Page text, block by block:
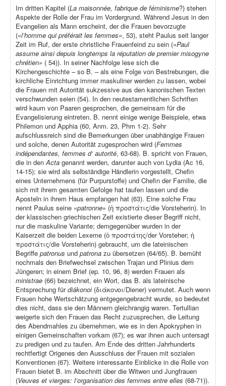
Im dritten Kapitel (La maisonnée, fabrique de féminisme?) stehen
Aspekte der Rolle der Frau im Vordergrund. Während Jesus in den
Evangelien als Mann erscheint, der die Frauen bevorzugte
(«l’homme qui préférait les femmes», 53), steht Paulus seit langer
Zeit im Ruf, der erste christliche Frauenfeind zu sein («Paul
assume ainsi depuis longtemps la réputation de premier misogyne
chrétien» ( 54)). In seiner Nachfolge lese sich die
Kirchengeschichte – so B. – als eine Folge von Bestrebungen, die
kirchliche Einrichtung immer maskuliner werden zu lassen, wobei
die Frauen mit Autorität sukzessive aus den kanonischen Texten
verschwunden seien (54). In den neutestamentlichen Schriften
wird kaum von Paaren gesprochen, die gemeinsam für die
Evangelisierung eintreten. B. nennt einige wenige Beispiele, etwa
Philemon und Apphia (60, Anm. 23, Phm 1-2). Sehr
aufschlussreich sind die Bemerkungen über unabhängige Frauen
und solche, denen Autorität zugesprochen wird (Femmes
indépendantes, femmes d‘ autorité, 63-68). B. spricht von Frauen,
die in denActa genannt werden, darunter auch von Lydia (Ac 16,
14-15); sie wird als selbständige Händlerin vorgestellt, Chefin
eines Unternehmens (für Purpurstoffe) und Chefin der Familie, die
sich mit ihrem gesamten Gefolge hat taufen lassen und die
Aposteln in ihrem Haus empfangen hat (63). Eine solche Frau
nennt Paulus seine «patronne» (ἡ προστάτις/die Vorsteherin). In
der klassischen griechischen Zeit existierte dieser Begriff nicht,
nur die maskuline Variante; demgegenüber wurden in der
Kaiserzeit die beiden Lexeme (ὁ προστάτης/der Vorsteher; ἡ
προστάτις/die Vorsteherin) gebraucht, um die lateinischen
Begriffe patronus und patrona zu übersetzen (64/65). B. bemüht
nochmals den Briefwechsel zwischen Trajan und Plinius dem
Jüngeren; in einem Brief (ep. 10, 96, 8) werden Frauen als
ministrae (66) bezeichnet, ein Wort, das B. als lateinische
Entsprechung fürdiákonoi (διάκονοι/Diener) vermutet. Auch wenn
Frauen hohe Wertschätzung entgegengebracht wurde, so bedeutet
dies nicht, dass sie den Männern gleichrangig waren. Tertullian
weigerte sich den Frauen das Recht zuzusprechen, die Leitung
des Abendmahles zu übernehmen, wie es in den Apokryphen in
einigen Gemeinschaften vorkam (67); es war ihnen auch untersagt
zu predigen und zu taufen. Am Ende des dritten Jahrhunderts
rechtfertigt Origenes den Ausschluss der Frauen mit sozialen
Konventionen (67). Weitere interessante Einblicke in die Rolle von
Frauen bietet B. im Abschnitt über die Witwen und Jungfrauen
(Veuves et vierges: l’organisation des femmes entre elles (68-71)).